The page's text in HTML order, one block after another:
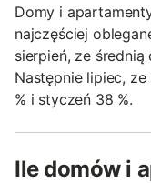
Domy i
najczęściej
sierpień, ze
Następnie lipiec,
% i styczeń 38 %.
Ile domów i